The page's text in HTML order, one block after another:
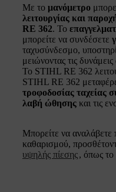
Με το μανόμετρο
λειτουργίας και
RE 362. Το
μπορείτε να συνδέσετε
ταχυσύνδεσμο,
μειώνοντας τις
Το STIHL RE 362
STIHL RE 362
τροφοδοσίας ταχείας
λαβή ώθησης και τις
Μπορείτε να αναλάβετε
καθαρισμού,
υψηλής πίεσης, όπως το